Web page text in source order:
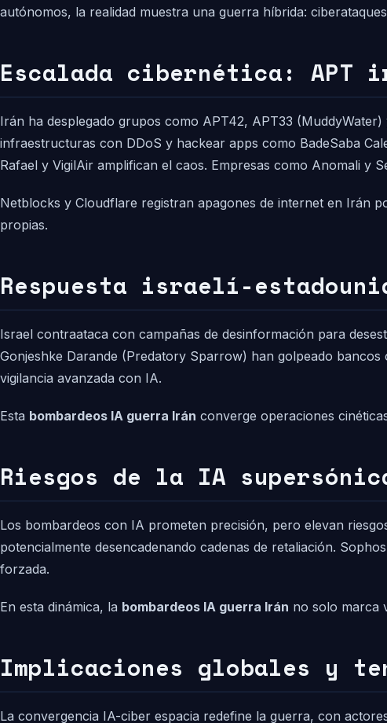
autónomos, la realidad muestra una guerra híbrida:
Escalada cibernética: APT
Irán ha desplegado grupos como APT42, APT33
infraestructuras con DDoS y hackear apps como BadeSaba
Rafael y VigilAir amplifican el caos. Empresas como Anomali y
Netblocks y Cloudflare registran apagones de internet en Irán
propias.
Respuesta israelí-
Israel contraataca con campañas de desinformación para
Gonjeshke Darande (Predatory Sparrow) han golpeado
vigilancia avanzada con IA.
Esta bombardeos IA guerra Irán converge operaciones
Riesgos de la IA
Los bombardeos con IA prometen precisión, pero elevan
potencialmente desencadenando cadenas de retaliación.
forzada.
En esta dinámica, la bombardeos IA guerra Irán no solo marca
Implicaciones globales y
La convergencia IA-ciber espacia redefine la guerra, con